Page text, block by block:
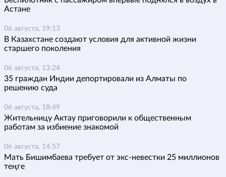
Астане
06 августа, 19:13
В Казахстане создают условия для активной жизни
старшего поколения
06 августа, 13:24
35 граждан Индии депортировали из Алматы по
решению суда
06 августа, 18:49
Жительницу Актау приговорили к общественным
работам за избиение знакомой
06 августа, 14:57
Мать Бишимбаева требует от экс-невестки 25 миллионов
теңге